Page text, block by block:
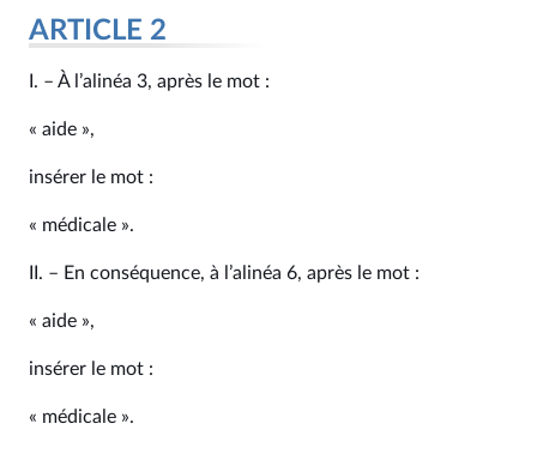
ARTICLE 2
I. – À l’alinéa 3, après le mot :
« aide »,
insérer le mot :
« médicale ».
II. – En conséquence, à l’alinéa 6, après le mot :
« aide »,
insérer le mot :
« médicale ».